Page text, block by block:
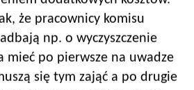
że pracownicy komisu
np. o wyczyszczenie
mieć po pierwsze na uwadze
się tym zająć a po drugie